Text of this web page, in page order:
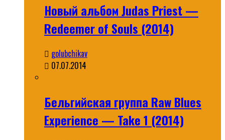
Новый альбом Judas Priest —
Redeemer of Souls (2014)
golubchikav
07.07.2014
Бельгийская группа Raw Blues
Experience — Take 1 (2014)